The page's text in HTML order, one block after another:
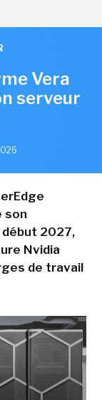
Vera
serveur
son
début 2027,
Nvidia
de travail